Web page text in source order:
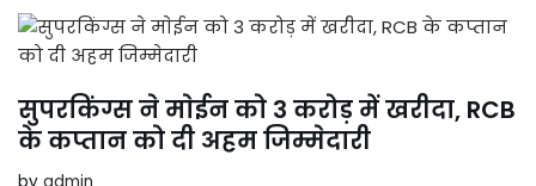
सुपरकिंग्स ने माेईन को 3 करोड़ में खरीदा, RCB
के कप्तान को दी अहम जिम्मेदारी